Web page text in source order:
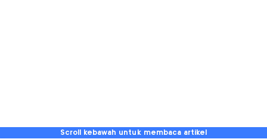
Scroll kebawah untuk membaca artikel